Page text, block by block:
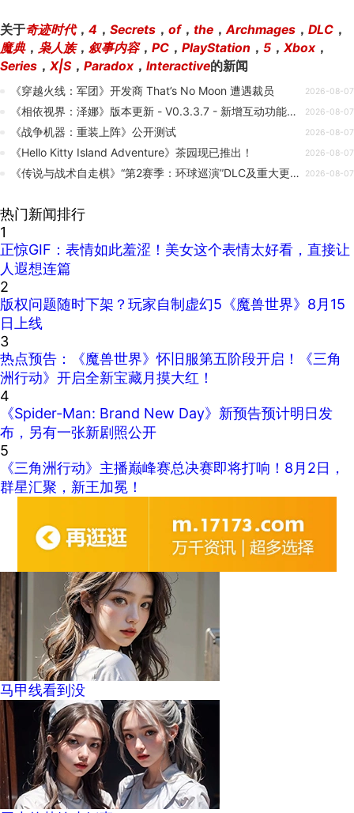
关于奇迹时代， 4 ， Secrets ， of， the ， Archmages ， DLC ，
魔典， 枭人族， 叙事内容， PC ， PlayStation ， 5 ， Xbox ，
Series ， X|S， Paradox ， Interactive的新闻
《穿越火线：军团》开发商 That’s No Moon 遭遇裁员 2026-08-07
《相依视界：泽娜》版本更新 - V0.3.3.7 - 新增互动功能与体验优化 2026-08-07
《战争机器：重装上阵》公开测试 2026-08-07
《Hello Kitty Island Adventure》茶园现已推出！ 2026-08-07
《传说与战术自走棋》“第2赛季：环球巡演”DLC及重大更新现已发布！ 2026-08-07
热门新闻排行
1
正惊GIF：表情如此羞涩！美女这个表情太好看，直接让
人遐想连篇
2
版权问题随时下架？玩家自制虚幻5《魔兽世界》8月15
日上线
3
热点预告：《魔兽世界》怀旧服第五阶段开启！《三角
洲行动》开启全新宝藏月摸大红！
4
《Spider-Man: Brand New Day》新预告预计明日发
布，另有一张新剧照公开
5
《三角洲行动》主播巅峰赛总决赛即将打响！8月2日，
群星汇聚，新王加冕！
马甲线看到没